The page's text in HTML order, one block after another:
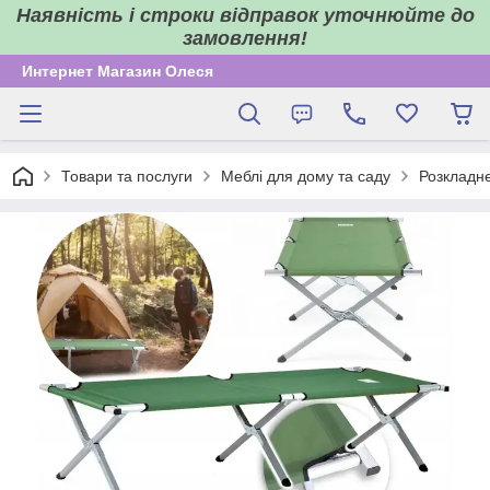
Наявність і строки відправок уточнюйте до
замовлення!
Интернет Магазин Олеся
Товари та послуги Меблі для дому та саду